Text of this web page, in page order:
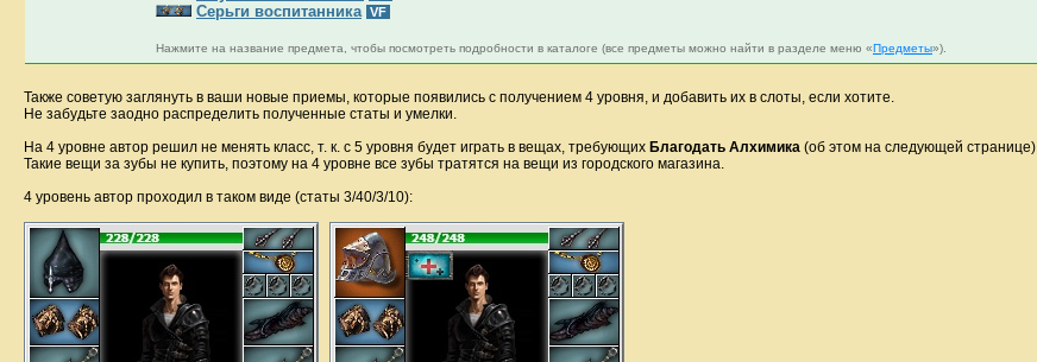
Серьги воспитанника VF
Нажмите на название предмета, чтобы посмотреть подробности в каталоге (все предметы можно найти в разделе меню «Предметы»).
Также советую заглянуть в ваши новые приемы, которые появились с получением 4 уровня, и добавить их в слоты, если хотите.
Не забудьте заодно распределить полученные статы и умелки.
На 4 уровне автор решил не менять класс, т. к. с 5 уровня будет играть в вещах, требующих Благодать Алхимика (об этом на следующей странице).
Такие вещи за зубы не купить, поэтому на 4 уровне все зубы тратятся на вещи из городского магазина.
4 уровень автор проходил в таком виде (статы 3/40/3/10):